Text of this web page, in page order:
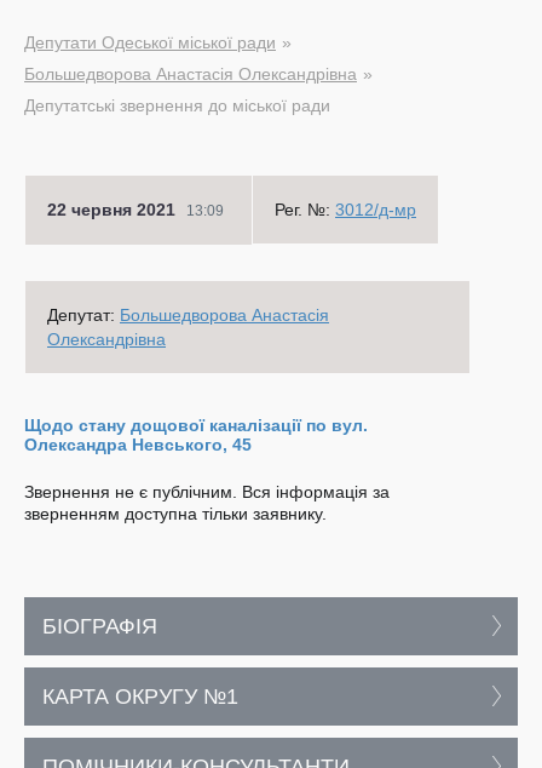
Депутати Одеської міської ради
Большедворова Анастасія Олександрівна
Депутатські звернення до міської ради
22 червня 2021 13:09 Рег. №: 3012/д-мр
Депутат: Большедворова Анастасія
Олександрівна
Щодо стану дощової каналізації по вул.
Олександра Невського, 45
Звернення не є публічним. Вся інформація за
зверненням доступна тільки заявнику.
БІОГРАФІЯ
КАРТА ОКРУГУ №1